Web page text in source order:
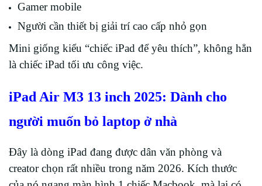
Gamer mobile
Người cần thiết bị giải trí cao cấp nhỏ gọn
Mini giống kiểu “chiếc iPad để yêu thích”, không hẳn
là chiếc iPad tối ưu công việc.
iPad Air M3 13 inch 2025: Dành cho
người muốn bỏ laptop ở nhà
Đây là dòng iPad đang được dân văn phòng và
creator chọn rất nhiều trong năm 2026. Kích thước